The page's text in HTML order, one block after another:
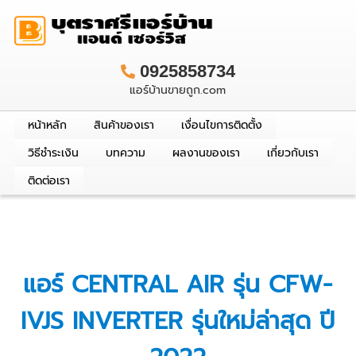
0925858734
แอร์บ้านขายถูก.com
หน้าหลัก สินค้าของเรา
เงื่อนไขการติดตั้ง
วิธีชำระเงิน
บทความ ผลงานของเรา
เกี่ยวกับเรา
ติดต่อเรา
แอร์ CENTRAL AIR รุ่น CFW-
IVJS INVERTER รุ่นใหม่ล่าสุด ปี